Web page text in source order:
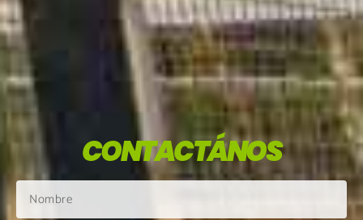
CONTACTÁNOS